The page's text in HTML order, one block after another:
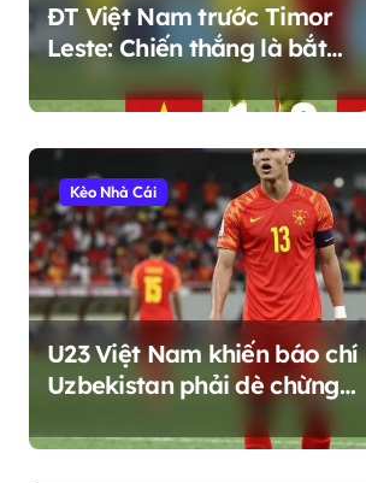
ĐT Việt Nam trước Timor
Leste: Chiến thắng là bắt
buộc, nhưng còn nhiều điều
hơn thế
Kèo Nhà Cái
U23 Việt Nam khiến báo chí
Uzbekistan phải dè chừng
trước thềm ASIAD 2026